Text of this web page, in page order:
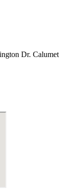
Dr. Calumet